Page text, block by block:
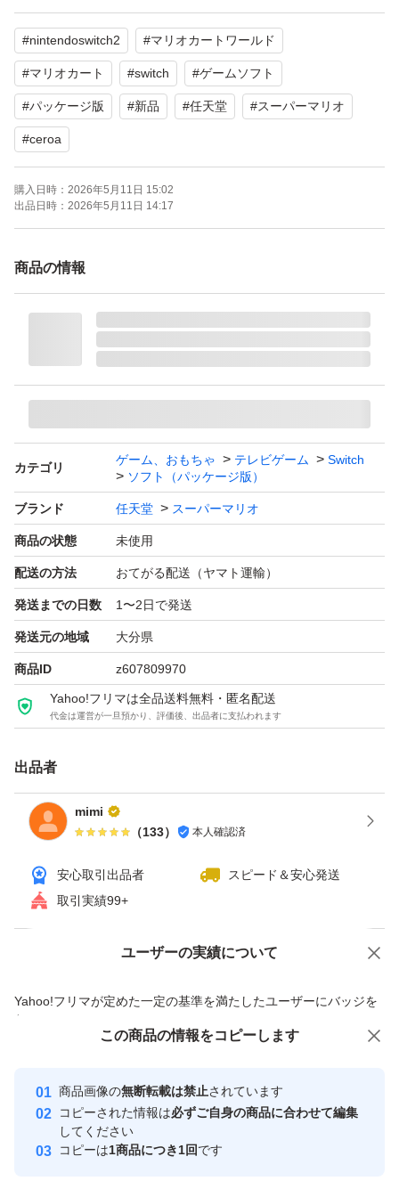
お値下げは考えていません。
#nintendoswitch2 #マリオカートワールド
#マリオカート #switch #ゲームソフト
#パッケージ版 #新品 #任天堂 #スーパーマリオ
#ceroa
購入日時： 2026年5月11日 15:02
出品日時： 2026年5月11日 14:17
商品の情報
カテゴリ
ゲーム、おもちゃ テレビゲーム
Switch
ソフト（パッケージ版）
ブランド 任天堂 スーパーマリオ
商品の状態 未使用
配送の方法 おてがる配送（ヤマト運輸）
発送までの日数 1〜2日で発送
発送元の地域 大分県
商品ID z607809970
Yahoo!フリマは全品送料無料・匿名配送
代金は運営が一旦預かり、評価後、出品者に支払われます
出品者
mimi
（133） 本人確認済
安心取引出品者
スピード＆安心発送
取引実績99+
ユーザーの実績について
Yahoo!フリマが定めた一定の基準を満たしたユーザーにバッジを
付与しています
安心取引出品者
心・安全なユーザーです
取引実績
価格の相談 商品への質問
この商品の情報をコピーします
商品画像の無断転載は禁止されています
コピーされた情報は必ずご自身の商品に合わせて編集
してください
コピーは1商品につき1回です
この商品をみている人にオススメ